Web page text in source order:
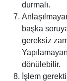
durmalı.
başka
gereksiz
dönülebilir.
İşlem